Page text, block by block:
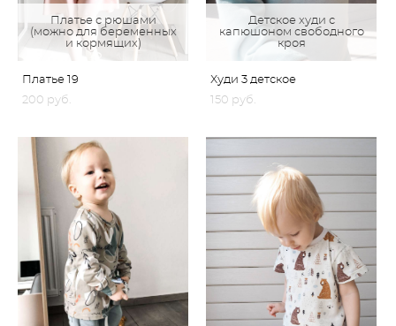
Платье с рюшами
(можно для беременных
и кормящих)
Платье 19
200 pуб.
Детское худи с
капюшоном свободного
кроя
Худи 3 детское
150 pуб.